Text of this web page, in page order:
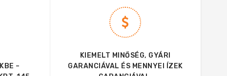
–
KIEMELT MINŐSÉG, GYÁRI
GARANCIÁVAL ÉS MENNYEI ÍZEK